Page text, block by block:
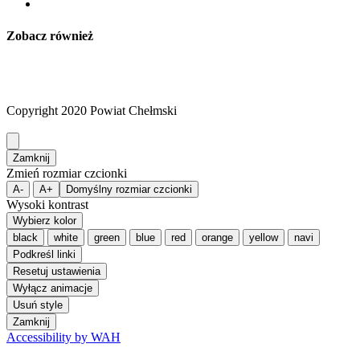
Zobacz również
Copyright 2020 Powiat Chełmski
Zamknij
Zmień rozmiar czcionki
A- A+ Domyślny rozmiar czcionki
Wysoki kontrast
Wybierz kolor
black
white green blue red orange yellow
navi
Podkreśl linki
Resetuj ustawienia
Wyłącz animacje
Usuń style
Zamknij
Accessibility by WAH